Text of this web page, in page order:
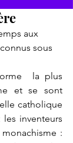
aux
sous
la plus
et se sont
catholique
inventeurs
: